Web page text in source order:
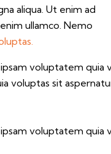
aliqua. Ut enim ad
ullamco. Nemo
voluptatem
voluptas sit
voluptatem